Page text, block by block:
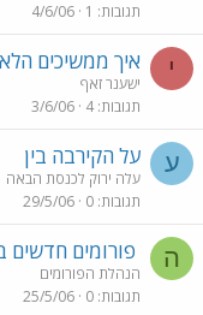
תגובות 1
4/6/06
י איך ממשיכים
ישענר זאף
תגובות 4
3/6/06
ע על הקירבה בין
עלה ירוק לכנסת הבאה
תגובות 0
29/5/06
ה פורומים חדשים
הנהלת הפורומים
תגובות 0
25/5/06